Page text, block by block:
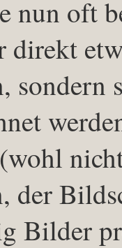
nun oft
direkt
sondern
der
Bilder